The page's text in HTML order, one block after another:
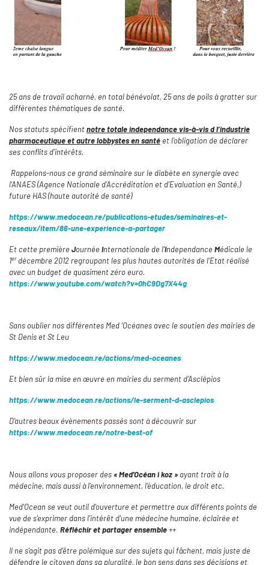
25 ans de travail acharné, en total bénévolat, 25 ans de poils à gratter sur
différentes thématiques de santé.
Nos statuts spécifientnotre totale independance vis-à-vis d l’industrie
pharmaceutique et autre lobbystes en santé et l’obligation de déclarer
ses conflits d’intérêts.
Rappelons-nous ce grand séminaire sur le diabète en synergie avec
l’ANAES (Agence Nationale d’Accréditation et d’Evaluation en Santé,)
future HAS (haute autorité de santé)
https://www.medocean.re/publications-etudes/seminaires-et-
reseaux/item/86-une-experience-a-partager
Et cette premièreJournéeInternationale de l’IndependanceMédicale le
1erdécembre 2012 regroupant les plus hautes autorités de l’Etat réalisé
avec un budget de quasiment zéro euro.
https://www.youtube.com/watch?v=0hC9Dg7X44g
Sans oublier nos différentes Med ‘Océanes avec le soutien des mairies de
St Denis et St Leu
https://www.medocean.re/actions/med-oceanes
Et bien sûr la mise en œuvre en mairies du serment d’Asclépios
https://www.medocean.re/actions/le-serment-d-asclepios
D’autres beaux évènements passés sont à découvrir sur
https://www.medocean.re/notre-best-of
Nous allons vous proposer des « Med'Océan i koz »ayant trait à la
médecine, mais aussi à l’environnement, l’éducation, le droit etc.
Med'Ocean se veut outil d'ouverture et permettre aux différents points de
vue de s'exprimer dans l'intérêt d'une médecine humaine, éclairée et
indépendante. Réfléchir et partager ensemble++
Il ne s’agit pas d’être polémique sur des sujets qui fâchent, mais juste de
défendre le citoyen dans sa pluralité, le bon sens dans ses décisions et